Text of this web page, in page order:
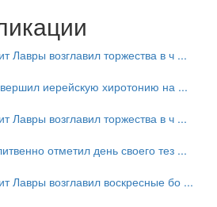
Лавры возглавил торжества в ч ...
иерейскую хиротонию на ...
Лавры возглавил торжества в ч ...
отметил день своего тез ...
Лавры возглавил воскресные бо ...